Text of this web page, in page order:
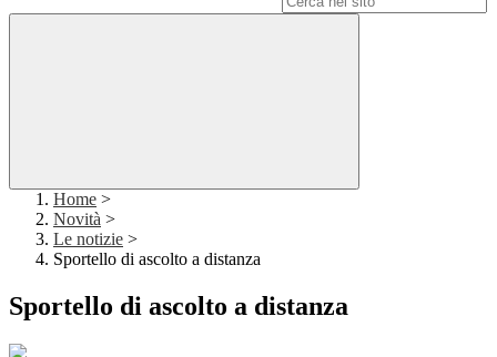
Home >
Novità >
Le notizie >
Sportello di ascolto a distanza
Sportello di ascolto a distanza